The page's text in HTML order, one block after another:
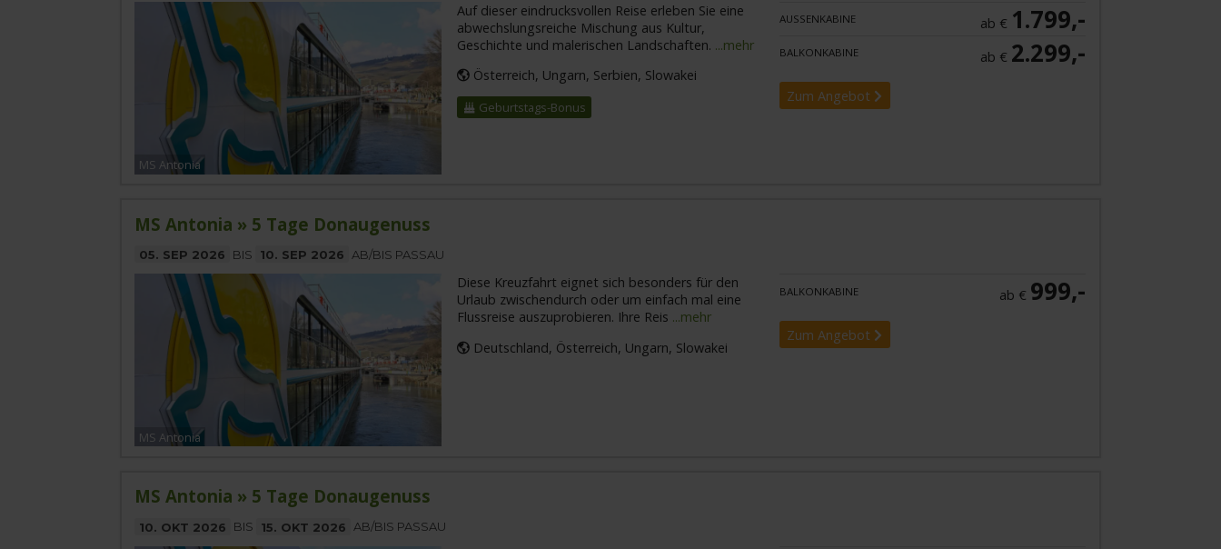
MS Antonia
Auf dieser eindrucksvollen Reise erleben Sie eine
abwechslungsreiche Mischung aus Kultur,
Geschichte und malerischen Landschaften. ...mehr
Österreich, Ungarn, Serbien, Slowakei
Geburtstags-Bonus
AUSSENKABINE ab € 1.799,-
BALKONKABINE ab € 2.299,-
Zum Angebot
MS Antonia » 5 Tage Donaugenuss
05. SEP 2026 BIS 10. SEP 2026 AB/BIS PASSAU
MS Antonia
Diese Kreuzfahrt eignet sich besonders für den
Urlaub zwischendurch oder um einfach mal eine
Flussreise auszuprobieren. Ihre Reis ...mehr
Deutschland, Österreich, Ungarn, Slowakei
BALKONKABINE ab € 999,-
Zum Angebot
MS Antonia » 5 Tage Donaugenuss
10. OKT 2026 BIS 15. OKT 2026 AB/BIS PASSAU